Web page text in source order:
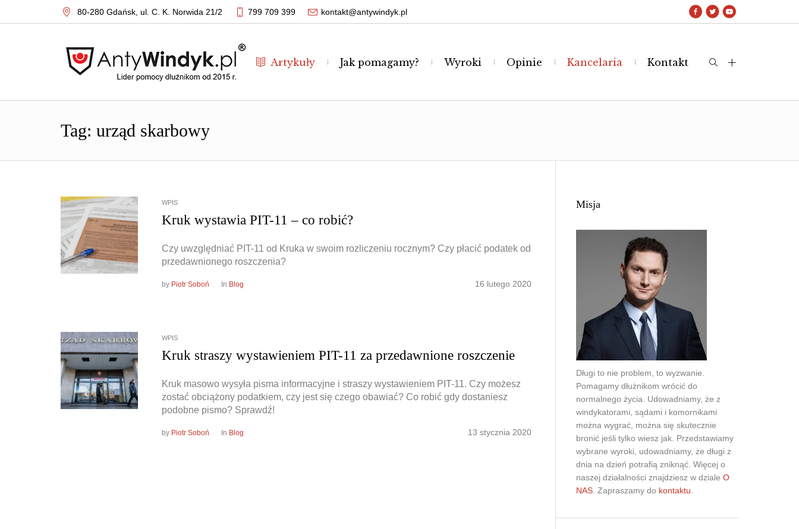
Doradztwo prawne
Doradztwo & konsulting
Negocjacje z wierzycielami
Doradztwo & konsulting
80-280 Gdańsk, ul. C. K. Norwida 21/2 799 709 399 kontakt@antywindyk.pl
Artykuły Jak pomagamy? Wyroki Opinie Kancelaria Kontakt
Tag: urząd skarbowy
WPIS
Kruk wystawia PIT-11 – co robić?
Czy uwzględniać PIT-11 od Kruka w swoim rozliczeniu rocznym? Czy płacić podatek od
przedawnionego roszczenia?
16 lutego 2020
by Piotr Soboń In Blog
WPIS
Kruk straszy wystawieniem PIT-11 za przedawnione roszczenie
Kruk masowo wysyła pisma informacyjne i straszy wystawieniem PIT-11. Czy możesz
zostać obciążony podatkiem, czy jest się czego obawiać? Co robić gdy dostaniesz
podobne pismo? Sprawdź!
13 stycznia 2020
by Piotr Soboń In Blog
Misja
Długi to nie problem, to wyzwanie.
Pomagamy dłużnikom wrócić do
normalnego życia. Udowadniamy, że z
windykatorami, sądami i komornikami
można wygrać, można się skutecznie
bronić jeśli tylko wiesz jak. Przedstawiamy
wybrane wyroki, udowadniamy, że długi z
dnia na dzień potrafią zniknąć. Więcej o
naszej działalności znajdziesz w dzialeO
NAS . Zapraszamy do kontaktu